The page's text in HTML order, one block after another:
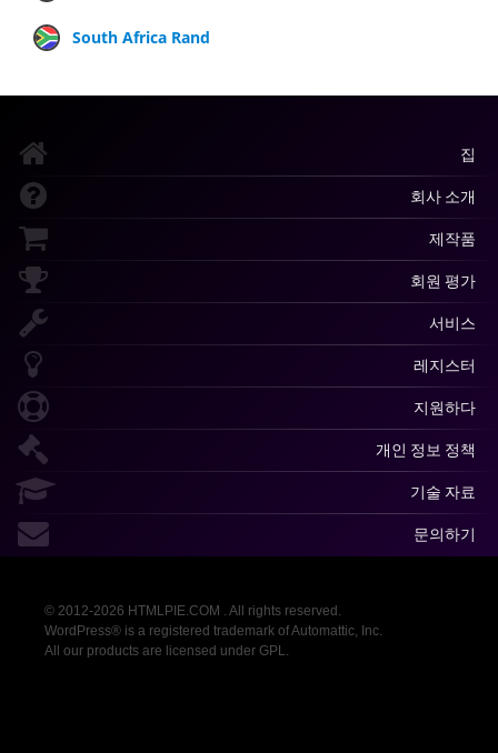
South Africa Rand
집
회사 소개
제작품
회원 평가
서비스
레지스터
지원하다
개인 정보 정책
기술 자료
문의하기
© 2012-2026 HTMLPIE.COM . All rights reserved.
WordPress® is a registered trademark of Automattic, Inc.
All our products are licensed under GPL.